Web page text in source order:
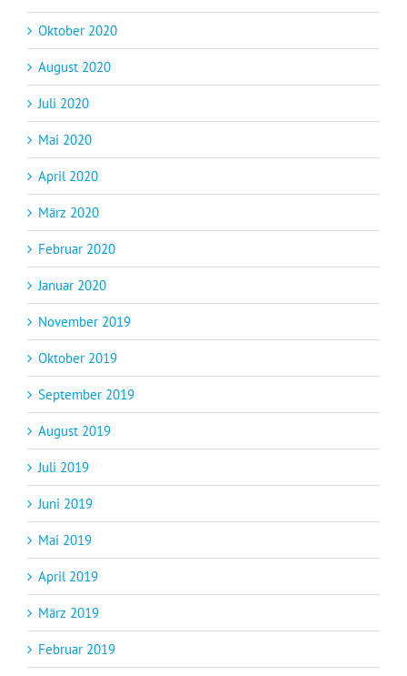
Oktober 2020
August 2020
Juli 2020
Mai 2020
April 2020
März 2020
Februar 2020
Januar 2020
November 2019
Oktober 2019
September 2019
August 2019
Juli 2019
Juni 2019
Mai 2019
April 2019
März 2019
Februar 2019